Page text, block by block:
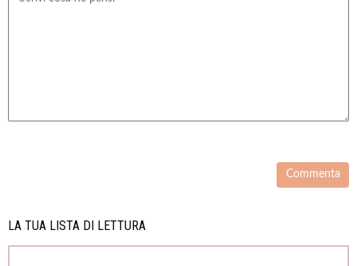
LA TUA LISTA DI LETTURA